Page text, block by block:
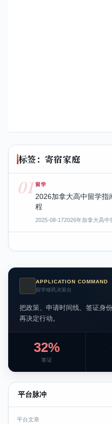
标签：寄宿家庭
01 留学
2026加拿大高中留学指
程
2025-08-172026年加拿大高中
APPLICATION COMMAND
留学移民决策台
把政策、申请时间线、签证身
再决定行动。
32%
签证
平台脉冲
平台文章